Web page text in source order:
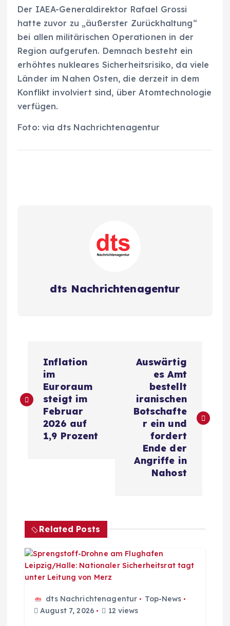
Der IAEA-Generaldirektor Rafael Grossi
hatte zuvor zu „äußerster Zurückhaltung“
bei allen militärischen Operationen in der
Region aufgerufen. Demnach besteht ein
erhöhtes nukleares Sicherheitsrisiko, da viele
Länder im Nahen Osten, die derzeit in dem
Konflikt involviert sind, über Atomtechnologie
verfügen.
Foto: via dts Nachrichtenagentur
dts Nachrichtenagentur
i
s
n
a
Inflation
im
Euroraum
steigt im
Februar
2026 auf
1,9 Prozent
Auswärtig
es Amt
bestellt
iranischen
Botschafte
r ein und
fordert
Ende der
Angriffe in
Nahost
Related Posts
dts Nachrichtenagentur
Top-News
August 7, 2026
12 views